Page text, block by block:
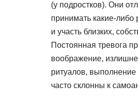
(у подростков). Они
принимать какие-
и участь близких,
Постоянная тревога
воображение,
ритуалов,
часто склонны к